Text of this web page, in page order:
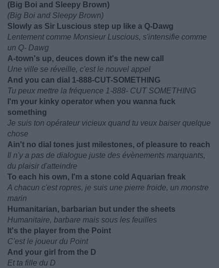
(Big Boi and Sleepy Brown)
(Big Boi and Sleepy Brown)
Slowly as Sir Luscious step up like a Q-Dawg
Lentement comme Monsieur Luscious, s'intensifie comme
un Q- Dawg
A-town's up, deuces down it's the new call
Une ville se réveille, c'est le nouvel appel
And you can dial 1-888-CUT-SOMETHING
Tu peux mettre la fréquence 1-888- CUT SOMETHING
I'm your kinky operator when you wanna fuck
something
Je suis ton opérateur vicieux quand tu veux baiser quelque
chose
Ain't no dial tones just milestones, of pleasure to reach
Il n'y a pas de dialogue juste des évènements marquants,
du plaisir d'atteindre
To each his own, I'm a stone cold Aquarian freak
A chacun c'est ropres, je suis une pierre froide, un monstre
marin
Humanitarian, barbarian but under the sheets
Humanitaire, barbare mais sous les feuilles
It's the player from the Point
C'est le joueur du Point
And your girl from the D
Et ta fille du D